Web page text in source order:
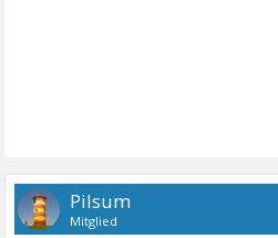
Pilsum
Mitglied